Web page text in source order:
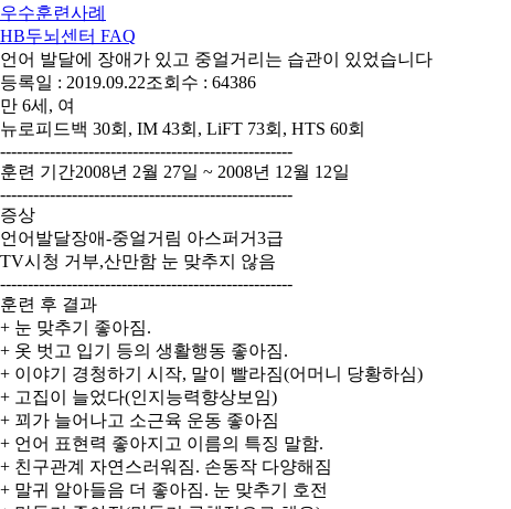
우수훈련사례
HB두뇌센터 FAQ
언어 발달에 장애가 있고 중얼거리는 습관이 있었습니다
등록일 : 2019.09.22조회수 : 64386
만 6세, 여
뉴로피드백 30회, IM 43회, LiFT 73회, HTS 60회
-----------------------------------------------------
훈련 기간2008년 2월 27일 ~ 2008년 12월 12일
-----------------------------------------------------
증상
언어발달장애-중얼거림 아스퍼거3급
TV시청 거부,산만함 눈 맞추지 않음
-----------------------------------------------------
훈련 후 결과
+ 눈 맞추기 좋아짐.
+ 옷 벗고 입기 등의 생활행동 좋아짐.
+ 이야기 경청하기 시작, 말이 빨라짐(어머니 당황하심)
+ 고집이 늘었다(인지능력향상보임)
+ 꾀가 늘어나고 소근육 운동 좋아짐
+ 언어 표현력 좋아지고 이름의 특징 말함.
+ 친구관계 자연스러워짐. 손동작 다양해짐
+ 말귀 알아들음 더 좋아짐. 눈 맞추기 호전